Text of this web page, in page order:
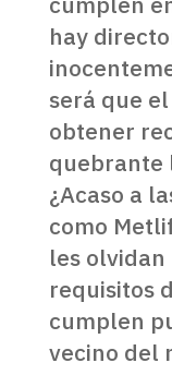
hay
será que
obtener
quebrante
¿Acaso a
como
les
requisitos
cumplen
vecino del